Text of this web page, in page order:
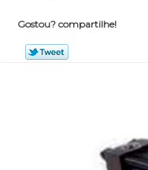
Gostou? compartilhe!